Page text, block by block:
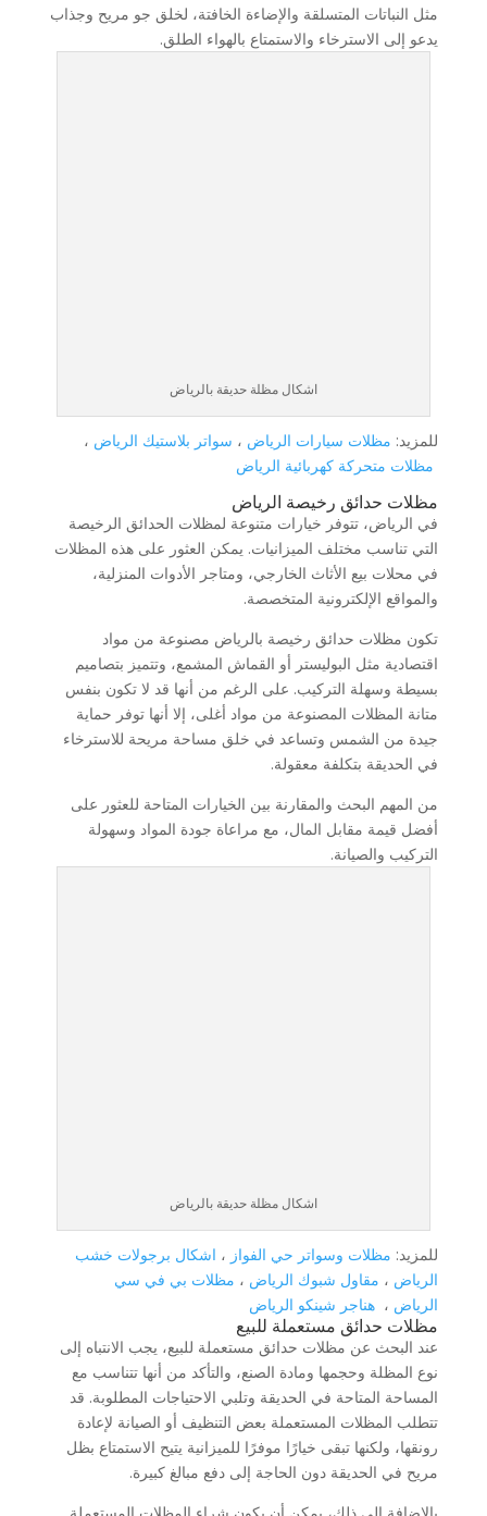
مثل النباتات المتسلقة والإضاءة الخافتة، لخلق جو مريح وجذاب
يدعو إلى الاسترخاء والاستمتاع بالهواء الطلق.
اشكال مظلة حديقة بالرياض
للمزيد: مظلات سيارات الرياض ، سواتر بلاستيك الرياض ،
مظلات متحركة كهربائية الرياض
مظلات حدائق رخيصة الرياض
في الرياض، تتوفر خيارات متنوعة لمظلات الحدائق الرخيصة
التي تناسب مختلف الميزانيات. يمكن العثور على هذه المظلات
في محلات بيع الأثاث الخارجي، ومتاجر الأدوات المنزلية،
والمواقع الإلكترونية المتخصصة.
تكون مظلات حدائق رخيصة بالرياض مصنوعة من مواد
اقتصادية مثل البوليستر أو القماش المشمع، وتتميز بتصاميم
بسيطة وسهلة التركيب. على الرغم من أنها قد لا تكون بنفس
متانة المظلات المصنوعة من مواد أغلى، إلا أنها توفر حماية
جيدة من الشمس وتساعد في خلق مساحة مريحة للاسترخاء
في الحديقة بتكلفة معقولة.
من المهم البحث والمقارنة بين الخيارات المتاحة للعثور على
أفضل قيمة مقابل المال، مع مراعاة جودة المواد وسهولة
التركيب والصيانة.
اشكال مظلة حديقة بالرياض
للمزيد: مظلات وسواتر حي الفواز ، اشكال برجولات خشب
الرياض ، مقاول شبوك الرياض ، مظلات بي في سي
الرياض ، هناجر شينكو الرياض
مظلات حدائق مستعملة للبيع
عند البحث عن مظلات حدائق مستعملة للبيع، يجب الانتباه إلى
نوع المظلة وحجمها ومادة الصنع، والتأكد من أنها تتناسب مع
المساحة المتاحة في الحديقة وتلبي الاحتياجات المطلوبة. قد
تتطلب المظلات المستعملة بعض التنظيف أو الصيانة لإعادة
رونقها، ولكنها تبقى خيارًا موفرًا للميزانية يتيح الاستمتاع بظل
مريح في الحديقة دون الحاجة إلى دفع مبالغ كبيرة.